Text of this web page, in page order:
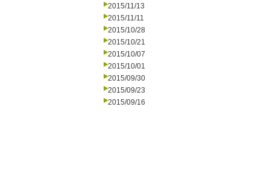
2015/11/13
2015/11/11
2015/10/28
2015/10/21
2015/10/07
2015/10/01
2015/09/30
2015/09/23
2015/09/16